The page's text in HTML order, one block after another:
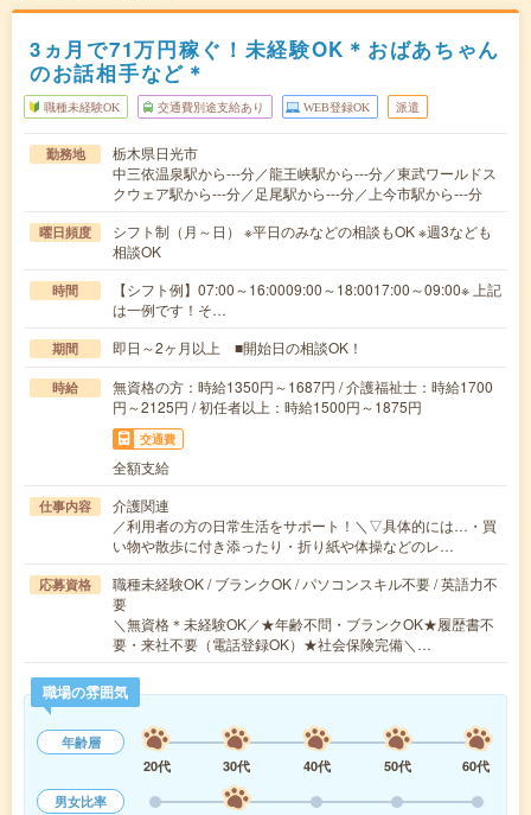
3ヵ月で71万円稼ぐ！未経験OK＊おばあちゃん
のお話相手など＊
職種未経験OK 交通費別途支給あり WEB登録OK 派遣
勤務地
栃木県日光市
中三依温泉駅から---分／龍王峡駅から---分／東武ワールドス
クウェア駅から---分／足尾駅から---分／上今市駅から---分
曜日頻度
シフト制（月～日） ※平日のみなどの相談もOK ※週3なども
相談OK
時間
【シフト例】07:00～16:0009:00～18:0017:00～09:00※ 上記
は一例です！そ…
期間 即日～2ヶ月以上 ■開始日の相談OK！
時給
無資格の方：時給1350円～1687円 / 介護福祉士：時給1700
円～2125円 / 初任者以上：時給1500円～1875円
交通費
全額支給
仕事内容
介護関連
／利用者の方の日常生活をサポート！＼▽具体的には…・買
い物や散歩に付き添ったり・折り紙や体操などのレ…
応募資格
職種未経験OK / ブランクOK / パソコンスキル不要 / 英語力不
要
＼無資格＊未経験OK／★年齢不問・ブランクOK★履歴書不
要・来社不要（電話登録OK）★社会保険完備＼…
職場の雰囲気
年齢層
20代
30代 40代 50代
60代
男女比率